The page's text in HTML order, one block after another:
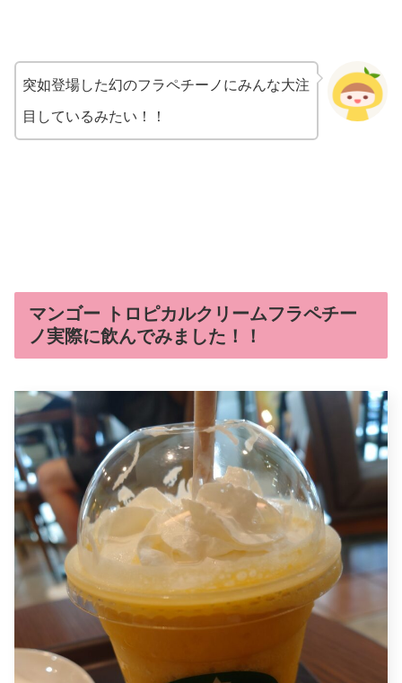
突如登場した幻のフラペチーノにみんな大注
目しているみたい！！
マンゴー トロピカルクリームフラペチー
ノ実際に飲んでみました！！